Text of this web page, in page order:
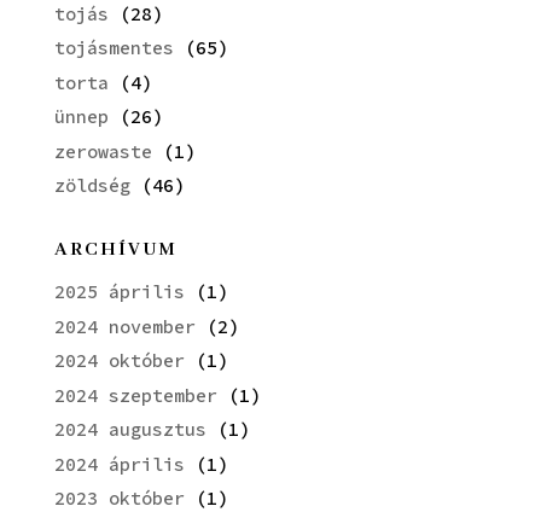
tojás (28)
tojásmentes (65)
torta (4)
ünnep (26)
zerowaste (1)
zöldség(46)
ARCHÍVUM
2025 április (1)
2024 november (2)
2024 október (1)
2024 szeptember (1)
2024 augusztus (1)
2024 április (1)
2023 október (1)